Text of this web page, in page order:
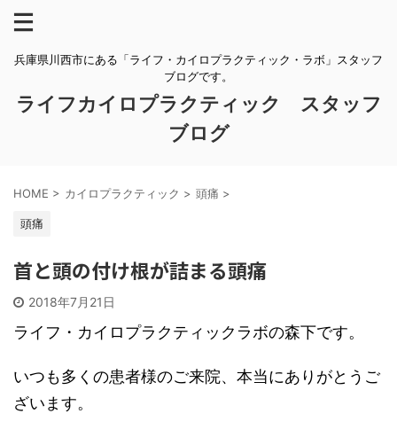
兵庫県川西市にある「ライフ・カイロプラクティック・ラボ」スタッフ
ブログです。
ライフカイロプラクティック スタッフ
ブログ
HOME > カイロプラクティック > 頭痛 >
頭痛
首と頭の付け根が詰まる頭痛
2018年7月21日
ライフ・カイロプラクティックラボの森下です。
いつも多くの患者様のご来院、本当にありがとうご
ざいます。